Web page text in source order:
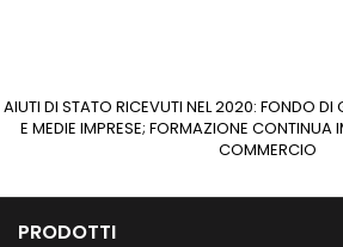
AIUTI DI STATO RICEVUTI NEL 2020: FONDO DI
E MEDIE IMPRESE; FORMAZIONE CONTINUA
COMMERCIO
PRODOTTI